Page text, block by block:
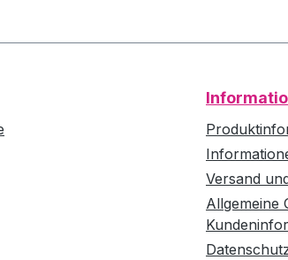
Versand
Allgemeine